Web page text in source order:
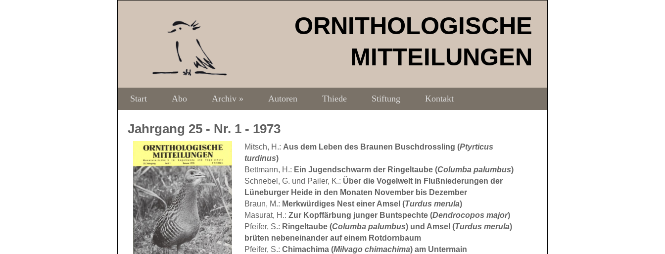
ORNITHOLOGISCHE
MITTEILUNGEN
Start Abo Archiv » Autoren Thiede Stiftung Kontakt
Jahrgang 25 - Nr. 1 - 1973
Mitsch, H.: Aus dem Leben des Braunen Buschdrossling (Ptyrticus
turdinus)
Bettmann, H.: Ein Jugendschwarm der Ringeltaube (Columba palumbus)
Schnebel, G. und Pailer, K.: Über die Vogelwelt in Flußniederungen der
Lüneburger Heide in den Monaten November bis Dezember
Braun, M.: Merkwürdiges Nest einer Amsel (Turdus merula)
Masurat, H.: Zur Kopffärbung junger Buntspechte (Dendrocopos major)
Pfeifer, S.: Ringeltaube (Columba palumbus) und Amsel (Turdus merula)
brüten nebeneinander auf einem Rotdornbaum
Pfeifer, S.: Chimachima (Milvago chimachima) am Untermain